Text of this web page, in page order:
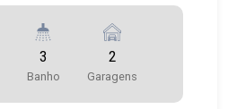
3
Banho
2
Garagens